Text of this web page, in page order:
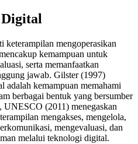
keterampilan mengoperasikan
kemampuan untuk
serta memanfaatkan
jawab. Gilster (1997)
adalah kemampuan memahami
berbagai bentuk yang bersumber
UNESCO (2011) menegaskan
mengakses, mengelola,
mengevaluasi, dan
melalui teknologi digital.